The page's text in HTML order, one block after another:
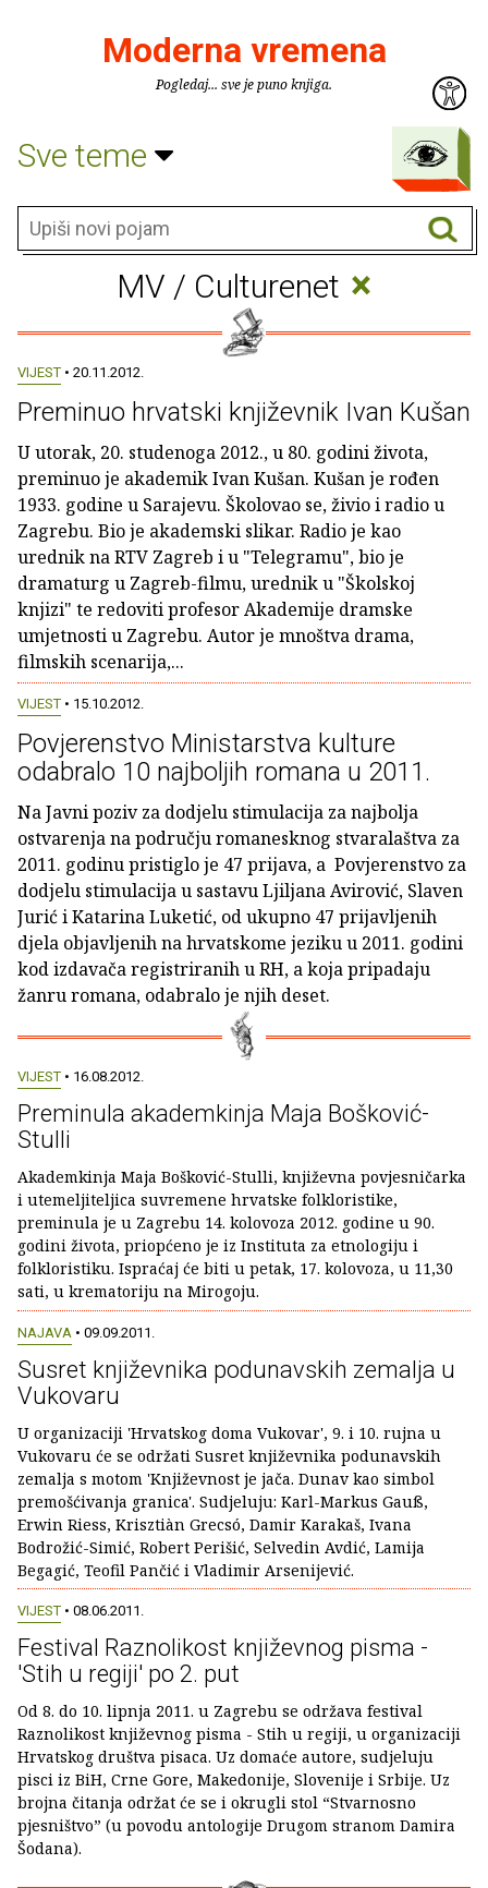
Moderna vremena
Pogledaj... sve je puno knjiga.
Sve teme
MV / Culturenet ×
VIJEST • 20.11.2012.
Preminuo hrvatski književnik Ivan Kušan
U utorak, 20. studenoga 2012., u 80. godini života,
preminuo je akademik Ivan Kušan. Kušan je rođen
1933. godine u Sarajevu. Školovao se, živio i radio u
Zagrebu. Bio je akademski slikar. Radio je kao
urednik na RTV Zagreb i u "Telegramu", bio je
dramaturg u Zagreb-filmu, urednik u "Školskoj
knjizi" te redoviti profesor Akademije dramske
umjetnosti u Zagrebu. Autor je mnoštva drama,
filmskih scenarija,...
VIJEST • 15.10.2012.
Povjerenstvo Ministarstva kulture
odabralo 10 najboljih romana u 2011.
Na Javni poziv za dodjelu stimulacija za najbolja
ostvarenja na području romanesknog stvaralaštva za
2011. godinu pristiglo je 47 prijava, a Povjerenstvo za
dodjelu stimulacija u sastavu Ljiljana Avirović, Slaven
Jurić i Katarina Luketić, od ukupno 47 prijavljenih
djela objavljenih na hrvatskome jeziku u 2011. godini
kod izdavača registriranih u RH, a koja pripadaju
žanru romana, odabralo je njih deset.
VIJEST • 16.08.2012.
Preminula akademkinja Maja Bošković-
Stulli
Akademkinja Maja Bošković-Stulli, književna povjesničarka
i utemeljiteljica suvremene hrvatske folkloristike,
preminula je u Zagrebu 14. kolovoza 2012. godine u 90.
godini života, priopćeno je iz Instituta za etnologiju i
folkloristiku. Ispraćaj će biti u petak, 17. kolovoza, u 11,30
sati, u krematoriju na Mirogoju.
NAJAVA • 09.09.2011.
Susret književnika podunavskih zemalja u
Vukovaru
U organizaciji 'Hrvatskog doma Vukovar', 9. i 10. rujna u
Vukovaru će se održati Susret književnika podunavskih
zemalja s motom 'Književnost je jača. Dunav kao simbol
premošćivanja granica'. Sudjeluju: Karl-Markus Gauß,
Erwin Riess, Krisztiàn Grecsó, Damir Karakaš, Ivana
Bodrožić-Simić, Robert Perišić, Selvedin Avdić, Lamija
Begagić, Teofil Pančić i Vladimir Arsenijević.
VIJEST • 08.06.2011.
Festival Raznolikost književnog pisma -
'Stih u regiji' po 2. put
Od 8. do 10. lipnja 2011. u Zagrebu se održava festival
Raznolikost književnog pisma - Stih u regiji, u organizaciji
Hrvatskog društva pisaca. Uz domaće autore, sudjeluju
pisci iz BiH, Crne Gore, Makedonije, Slovenije i Srbije. Uz
brojna čitanja održat će se i okrugli stol “Stvarnosno
pjesništvo” (u povodu antologije Drugom stranom Damira
Šodana).